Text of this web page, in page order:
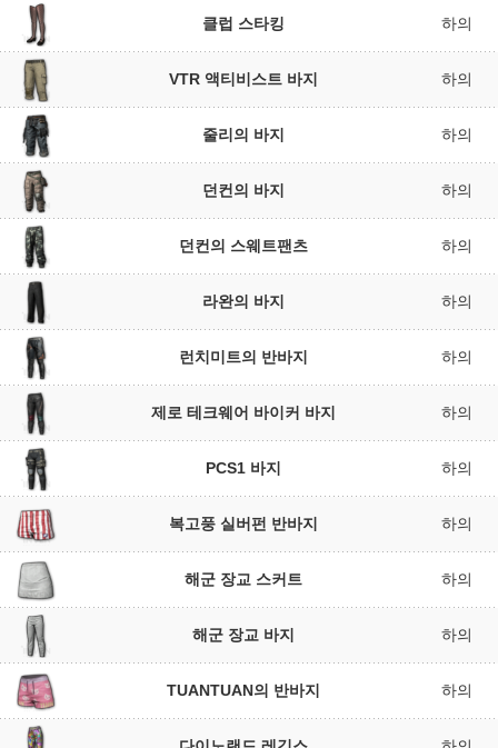
클럽 스타킹 하의
VTR 액티비스트 바지 하의
줄리의 바지 하의
던컨의 바지 하의
던컨의 스웨트팬츠 하의
라완의 바지 하의
런치미트의 반바지 하의
제로 테크웨어 바이커 바지 하의
PCS1 바지 하의
복고풍 실버펀 반바지 하의
해군 장교 스커트 하의
해군 장교 바지 하의
TUANTUAN의 반바지 하의